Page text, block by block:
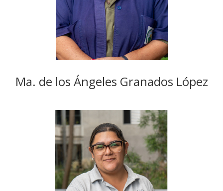
Ma. de los Ángeles Granados López